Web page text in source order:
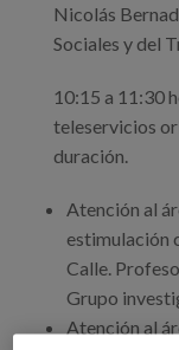
Nicolás
Sociales y del
10:15 a 11:30
teleservicios
duración.
Atención al
estimulación
Calle.
Grupo
Atención al